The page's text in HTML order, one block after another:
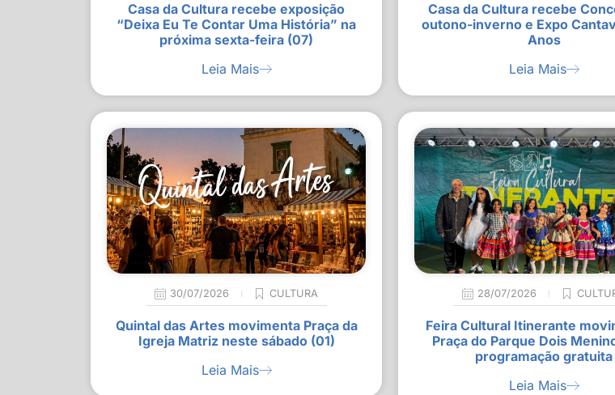
Casa da Cultura recebe exposição
“Deixa Eu Te Contar Uma História” na
próxima sexta-feira (07)
Leia Mais
Casa da Cultura recebe
outono-inverno e Expo
Anos
Leia Mais
30/07/2026 CULTURA
Quintal das Artes movimenta Praça da
Igreja Matriz neste sábado (01)
Leia Mais
28/07/2026
Feira Cultural Itinerante
Praça do Parque Dois
programação gratuita
Leia Mais